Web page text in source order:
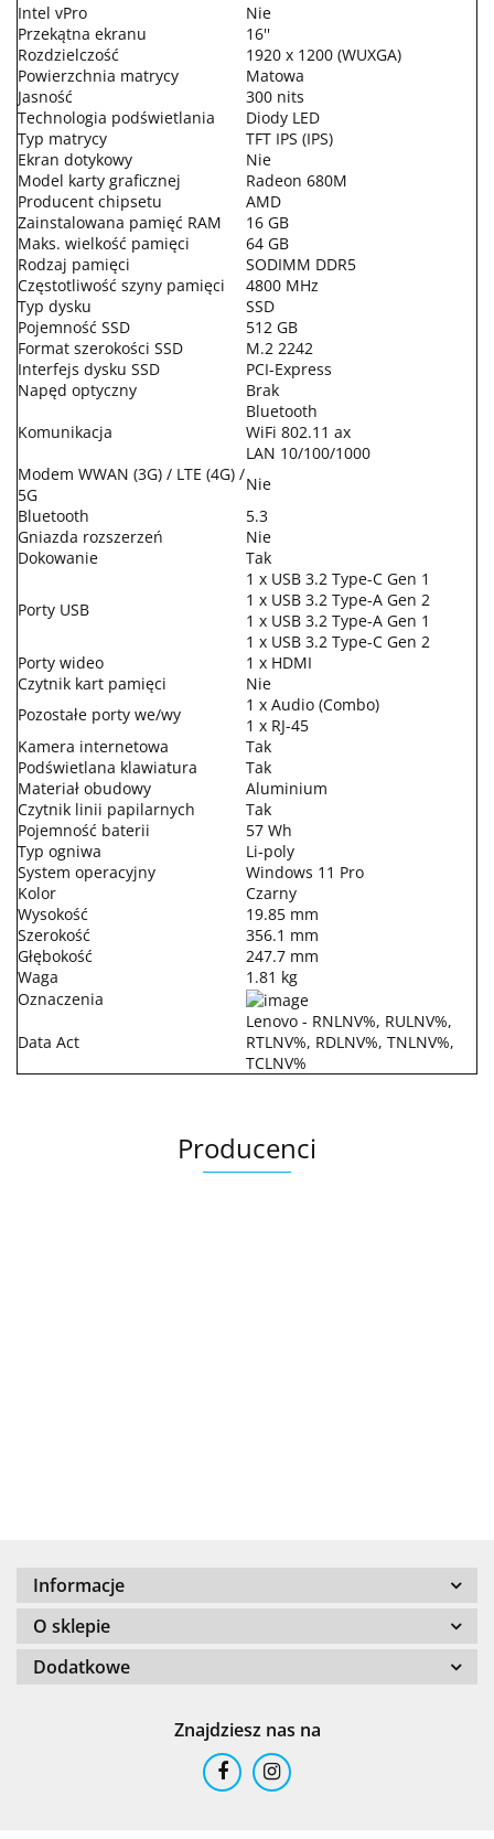
Intel vPro
Nie
Przekątna ekranu
16''
Rozdzielczość
1920 x 1200 (WUXGA)
Powierzchnia matrycy
Matowa
Jasność
300 nits
Technologia podświetlania
Diody LED
Typ matrycy
TFT IPS (IPS)
Ekran dotykowy
Nie
Model karty graficznej
Radeon 680M
Producent chipsetu
AMD
Zainstalowana pamięć RAM
16 GB
Maks. wielkość pamięci
64 GB
Rodzaj pamięci
SODIMM DDR5
Częstotliwość szyny pamięci
4800 MHz
Typ dysku
SSD
Pojemność SSD
512 GB
Format szerokości SSD
M.2 2242
Interfejs dysku SSD
PCI-Express
Napęd optyczny
Brak
Komunikacja
Bluetooth
WiFi 802.11 ax
LAN 10/100/1000
Modem WWAN (3G) / LTE (4G) /
5G
Nie
Bluetooth
5.3
Gniazda rozszerzeń
Nie
Dokowanie
Tak
Porty USB
1 x USB 3.2 Type-C Gen 1
1 x USB 3.2 Type-A Gen 2
1 x USB 3.2 Type-A Gen 1
1 x USB 3.2 Type-C Gen 2
Porty wideo
1 x HDMI
Czytnik kart pamięci
Nie
Pozostałe porty we/wy
1 x Audio (Combo)
1 x RJ-45
Kamera internetowa
Tak
Podświetlana klawiatura
Tak
Materiał obudowy
Aluminium
Czytnik linii papilarnych
Tak
Pojemność baterii
57 Wh
Typ ogniwa
Li-poly
System operacyjny
Windows 11 Pro
Kolor
Czarny
Wysokość
19.85 mm
Szerokość
356.1 mm
Głębokość
247.7 mm
Waga
1.81 kg
Oznaczenia
Data Act
Lenovo - RNLNV%, RULNV%,
RTLNV%, RDLNV%, TNLNV%,
TCLNV%
Producenci
101 INC
Informacje
O sklepie
Dodatkowe
Znajdziesz nas na